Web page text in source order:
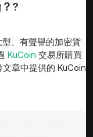
?
、有聲譽的加密貨
KuCoin 交易所購買
文章中提供的 KuCoin